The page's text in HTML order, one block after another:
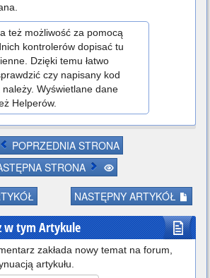
też możliwość za pomocą
kontrolerów dopisać tu
Dzięki temu łatwo
czy napisany kod
należy. Wyświetlane dane
Helperów.
POPRZEDNIA STRONA
STRONA
NASTĘPNY ARTYKÓŁ
w tym Artykule
zakłada nowy temat na forum,
artykułu.